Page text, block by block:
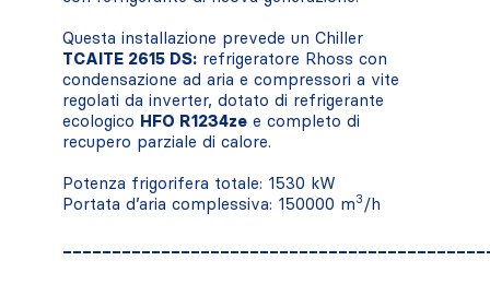
Questa installazione prevede un Chiller
TCAITE 2615 DS:refrigeratore Rhoss con
condensazione ad aria e compressori a vite
regolati da inverter, dotato di refrigerante
ecologico HFO R1234zee completo di
recupero parziale di calore.
Potenza frigorifera totale: 1530 kW
Portata d’aria complessiva: 150000 m3 /h